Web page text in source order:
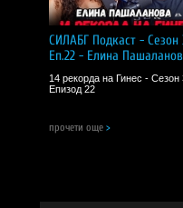
Хранителни стойности
енергийна
мазнини: 0 г, от
СИЛАБГ Подкаст - Сезон
Еп.22 - Елина
14 рекорда на Гинес - Сезон
Епизод 22
прочети още >